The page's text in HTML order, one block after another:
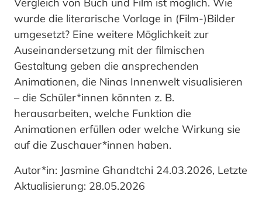
wurde die literarische Vorlage in (Film-)Bilder
umgesetzt? Eine weitere Möglichkeit zur
Auseinandersetzung mit der filmischen
Gestaltung geben die ansprechenden
Animationen, die Ninas Innenwelt visualisieren
– die Schüler*innen könnten z. B.
herausarbeiten, welche Funktion die
Animationen erfüllen oder welche Wirkung sie
auf die Zuschauer*innen haben.
Autor*in: Jasmine Ghandtchi 24.03.2026, Letzte
Aktualisierung: 28.05.2026